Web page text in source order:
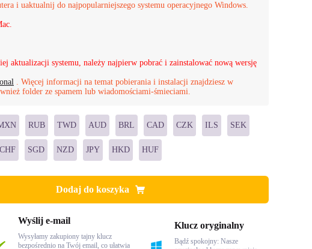
i uaktualnij do najpopularniejszego systemu operacyjnego Windows.
aktualizacji systemu, należy najpierw pobrać i zainstalować nową wersję
. Więcej informacji na temat pobierania i instalacji znajdziesz w
folder ze spamem lub wiadomościami-śmieciami.
RUB TWD AUD BRL CAD CZK ILS SEK
CHF SGD NZD JPY HKD HUF
Dodaj do koszyka
Wyślij e-mail
Wysyłamy zakupiony tajny klucz
bezpośrednio na Twój email, co ułatwia
Klucz oryginalny
Bądź spokojny: Nasze